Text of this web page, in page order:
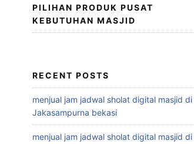
PILIHAN PRODUK PUSAT
KEBUTUHAN MASJID
RECENT POSTS
menjual jam jadwal sholat digital masjid di
Jakasampurna bekasi
menjual jam jadwal sholat digital masjid di